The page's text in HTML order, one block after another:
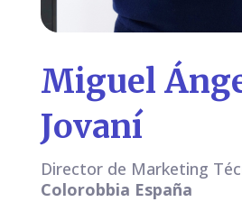
Miguel
Jovaní
Director de Marketing
Colorobbia España